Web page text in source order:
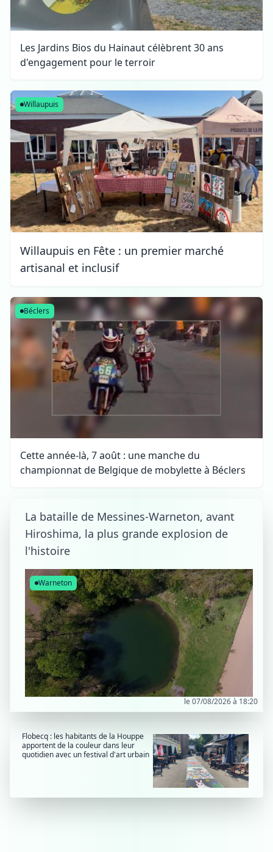
Les Jardins Bios du Hainaut célèbrent 30 ans
d'engagement pour le terroir
Willaupuis
Willaupuis en Fête : un premier marché
artisanal et inclusif
Béclers
Cette année-là, 7 août : une manche du
championnat de Belgique de mobylette à Béclers
La bataille de Messines-Warneton, avant
Hiroshima, la plus grande explosion de
l'histoire
le 07/08/2026 à 18:20
Warneton
Flobecq : les habitants de la Houppe
apportent de la couleur dans leur
quotidien avec un festival d'art urbain